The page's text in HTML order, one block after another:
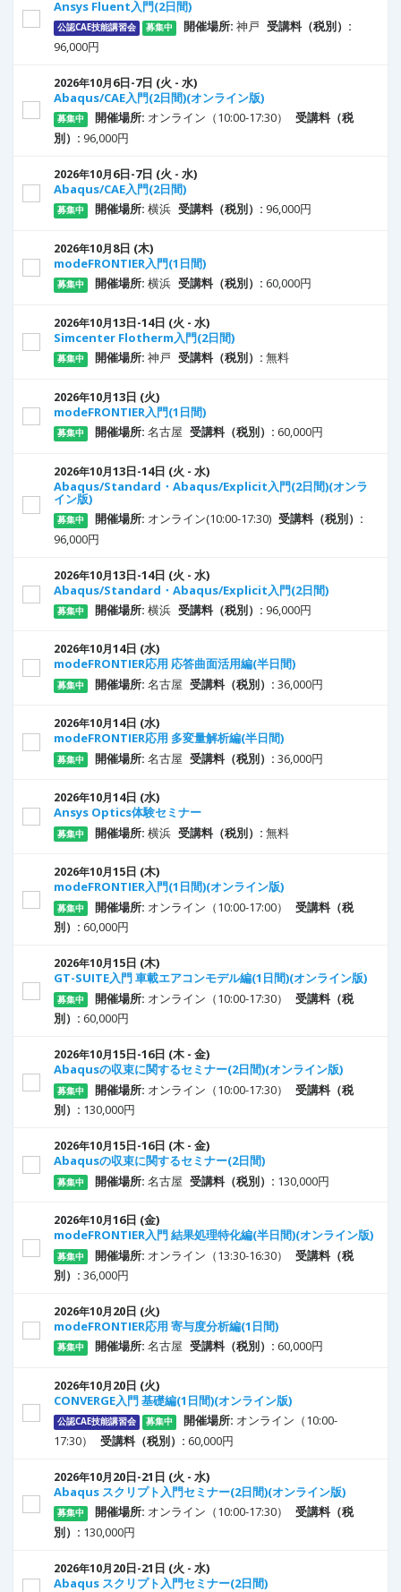
Ansys Fluent入門(2日間)
公認CAE技能講習会 募集中 開催場所: 神戸 受講料（税別）:
96,000円
2026年10月6日-7日 (火 - 水)
Abaqus/CAE入門(2日間)(オンライン版)
募集中 開催場所: オンライン（10:00-17:30）
受講料（税
別）: 96,000円
2026年10月6日-7日 (火 - 水)
Abaqus/CAE入門(2日間)
募集中 開催場所: 横浜 受講料（税別）: 96,000円
2026年10月8日 (木)
modeFRONTIER入門(1日間)
募集中 開催場所: 横浜 受講料（税別）: 60,000円
2026年10月13日-14日 (火 - 水)
Simcenter Flotherm入門(2日間)
募集中 開催場所: 神戸 受講料（税別）: 無料
2026年10月13日 (火)
modeFRONTIER入門(1日間)
募集中 開催場所: 名古屋 受講料（税別）: 60,000円
2026年10月13日-14日 (火 - 水)
Abaqus/Standard・Abaqus/Explicit入門(2日間)(オンラ
イン版)
募集中 開催場所: オンライン(10:00-17:30) 受講料（税別）:
96,000円
2026年10月13日-14日 (火 - 水)
Abaqus/Standard・Abaqus/Explicit入門(2日間)
募集中 開催場所: 横浜 受講料（税別）: 96,000円
2026年10月14日 (水)
modeFRONTIER応用 応答曲面活用編(半日間)
募集中 開催場所: 名古屋 受講料（税別）: 36,000円
2026年10月14日 (水)
modeFRONTIER応用 多変量解析編(半日間)
募集中 開催場所: 名古屋 受講料（税別）: 36,000円
2026年10月14日 (水)
Ansys Optics体験セミナー
募集中 開催場所: 横浜 受講料（税別）: 無料
2026年10月15日 (木)
modeFRONTIER入門(1日間)(オンライン版)
募集中 開催場所: オンライン（10:00-17:00）
受講料（税
別）: 60,000円
2026年10月15日 (木)
GT-SUITE入門 車載エアコンモデル編(1日間)(オンライン版)
募集中 開催場所: オンライン（10:00-17:30）
受講料（税
別）: 60,000円
2026年10月15日-16日 (木 - 金)
Abaqusの収束に関するセミナー(2日間)(オンライン版)
募集中 開催場所: オンライン（10:00-17:30）
受講料（税
別）: 130,000円
2026年10月15日-16日 (木 - 金)
Abaqusの収束に関するセミナー(2日間)
募集中 開催場所: 名古屋 受講料（税別）: 130,000円
2026年10月16日 (金)
modeFRONTIER入門 結果処理特化編(半日間)(オンライン版)
募集中 開催場所: オンライン（13:30-16:30）
受講料（税
別）: 36,000円
2026年10月20日 (火)
modeFRONTIER応用 寄与度分析編(1日間)
募集中 開催場所: 名古屋 受講料（税別）: 60,000円
2026年10月20日 (火)
CONVERGE入門 基礎編(1日間)(オンライン版)
公認CAE技能講習会 募集中 開催場所: オンライン（10:00-
17:30）
受講料（税別）: 60,000円
2026年10月20日-21 日 (火 - 水)
Abaqus スクリプト入門セミナー(2日間)(オンライン版)
募集中 開催場所: オンライン（10:00-17:30）
受講料（税
別）: 130,000円
2026年10月20日-21 日 (火 - 水)
Abaqus スクリプト入門セミナー(2日間)